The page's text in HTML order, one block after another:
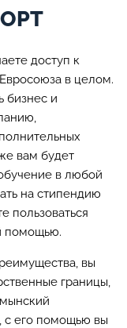
доступ к
в целом.
бизнес и
вам будет
в любой
на стипендию
пользоваться
помощью.
вы
границы,
с его помощью вы